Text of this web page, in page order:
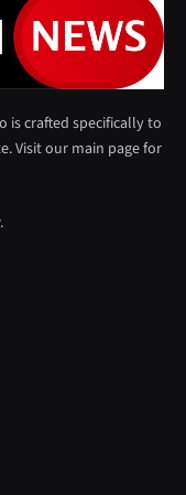
is crafted specifically to
Visit our main page for